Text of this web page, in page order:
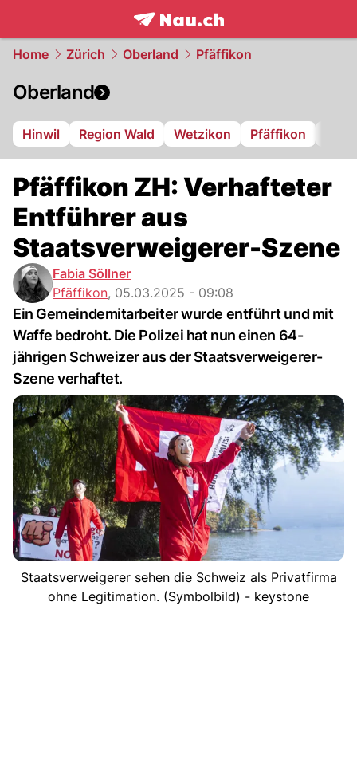
frontpage.NAU.ch
Home Zürich Oberland Pfäffikon
Oberland
Hinwil Region Wald Wetzikon Pfäffikon
Pfäffikon ZH: Verhafteter
Entführer aus
Staatsverweigerer-Szene
Fabia Söllner
Pfäffikon, 05.03.2025 - 09:08
Ein Gemeindemitarbeiter wurde entführt und mit
Waffe bedroht. Die Polizei hat nun einen 64-
jährigen Schweizer aus der Staatsverweigerer-
Szene verhaftet.
Staatsverweigerer sehen die Schweiz als Privatfirma
ohne Legitimation. (Symbolbild) - keystone